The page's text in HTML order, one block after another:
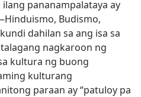
pananampalataya ay
Budismo,
dahilan sa ang isa sa
nagkaroon ng
kultura ng buong
kulturang
paraan ay “patuloy pa